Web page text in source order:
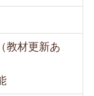
教材更新あ